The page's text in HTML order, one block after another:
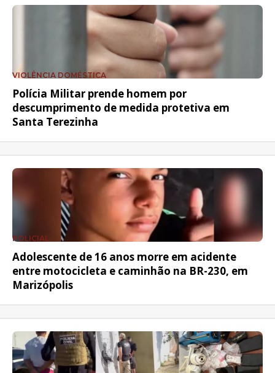
VIOLÊNCIA DOMÉSTICA
Polícia Militar prende homem por
descumprimento de medida protetiva em
Santa Terezinha
POLICIAL
Adolescente de 16 anos morre em acidente
entre motocicleta e caminhão na BR-230, em
Marizópolis